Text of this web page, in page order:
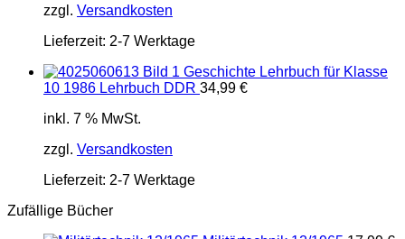
zzgl. Versandkosten
Lieferzeit: 2-7 Werktage
Geschichte Lehrbuch für Klasse
10 1986 Lehrbuch DDR 34,99 €
inkl. 7 % MwSt.
zzgl. Versandkosten
Lieferzeit: 2-7 Werktage
Zufällige Bücher